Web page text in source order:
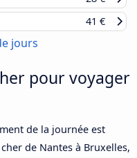
41 €
jours
pour voyager
de la journée est
de Nantes à Bruxelles,